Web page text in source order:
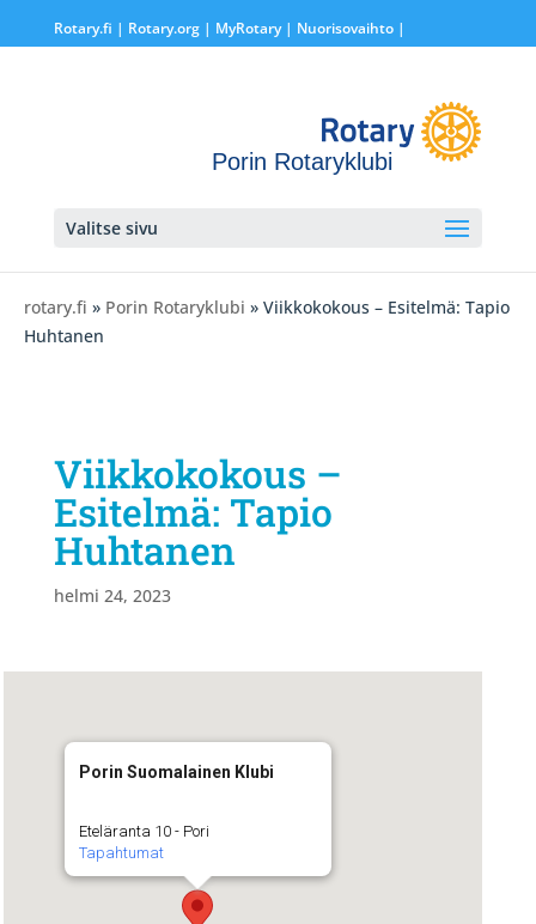
Rotary.fi | Rotary.org| MyRotary | Nuorisovaihto|
Porin Rotaryklubi
Valitse sivu
rotary.fi » Porin Rotaryklubi » Viikkokokous – Esitelmä: Tapio
Huhtanen
Viikkokokous –
Esitelmä: Tapio
Huhtanen
helmi 24, 2023
Porin Suomalainen Klubi
Eteläranta 10 - Pori
Tapahtumat